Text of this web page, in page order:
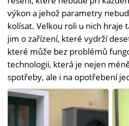
výkon a jehož parametry
kolísat. Velkou roli u nich hraje
jim o zařízení, které vydrží
které může bez problémů
technologii, která je nejen
spotřeby, ale i na opotřebení